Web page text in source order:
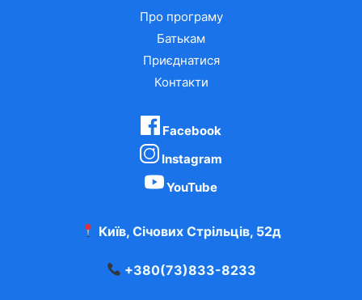
Про програму
Батькам
Приєднатися
Контакти
Facebook
Instagram
YouTube
Київ, Січових Стрільців, 52д
+380(73)833-8233